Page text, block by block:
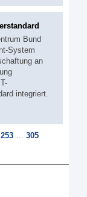
Bund
System
an
integriert.
253 … 305